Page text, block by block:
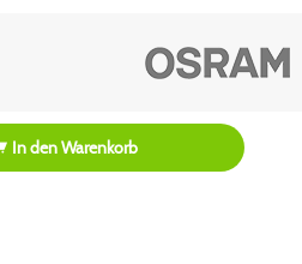
In denWarenkorb